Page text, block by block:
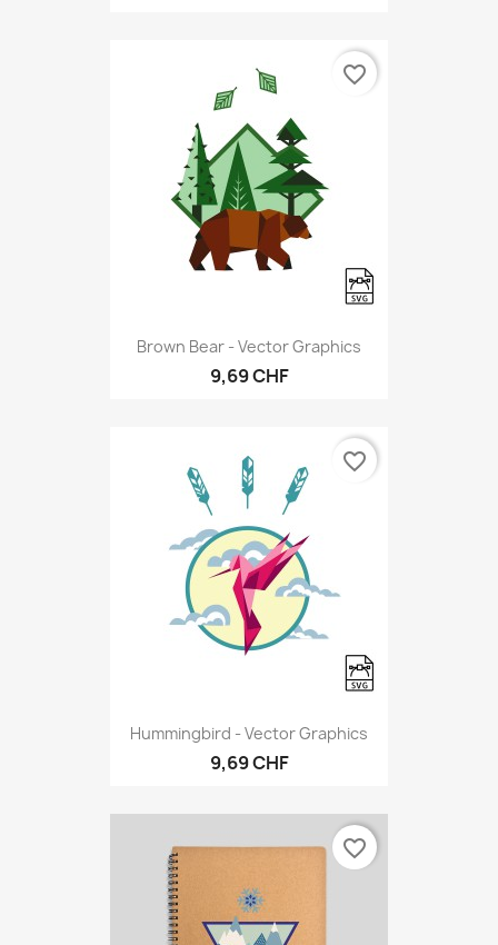
Brown Bear - Vector Graphics
9,69 CHF
favorite_border
Hummingbird - Vector Graphics
9,69 CHF
favorite_border
favorite_border